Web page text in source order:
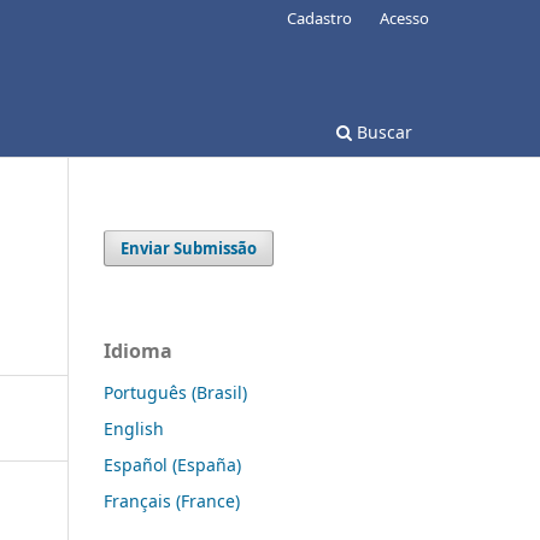
Buscar
Cadastro Acesso
Enviar Submissão
Idioma
Português (Brasil)
English
Español (España)
Français (France)